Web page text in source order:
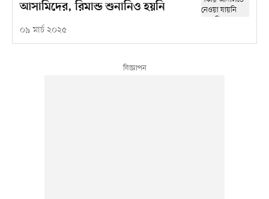
আসামিদের, রিমান্ড শুনানিও হয়নি
০৯ মার্চ ২০২৫